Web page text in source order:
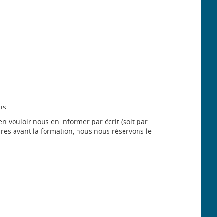
vouloir nous en informer par écrit (soit par
avant la formation, nous nous réservons le